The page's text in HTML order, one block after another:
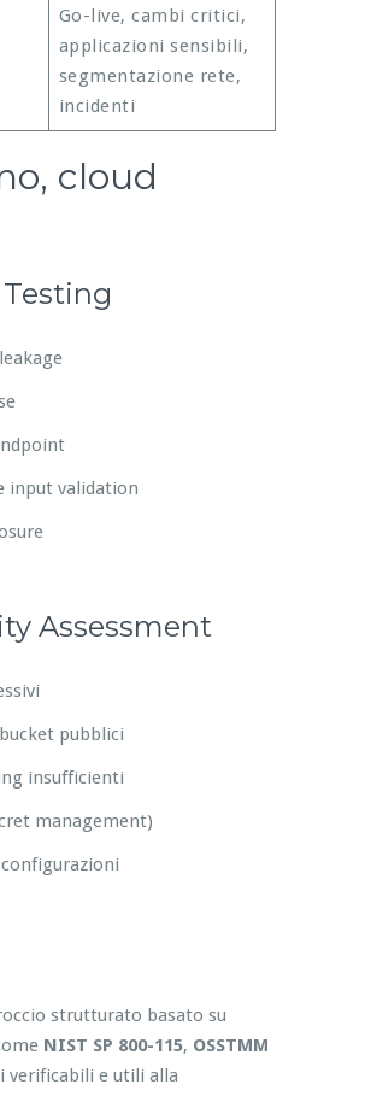
Go-live, cambi critici,
applicazioni sensibili,
segmentazione rete,
incidenti
cloud
input validation
Assessment
pubblici
insufficienti
management)
strutturato basato su
NIST SP 800-115, OSSTMM
verificabili e utili alla